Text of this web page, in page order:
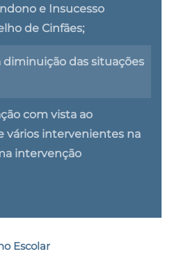
e Insucesso
de Cinfães;
diminuição das situações
com vista ao
vários intervenientes na
intervenção
Escolar